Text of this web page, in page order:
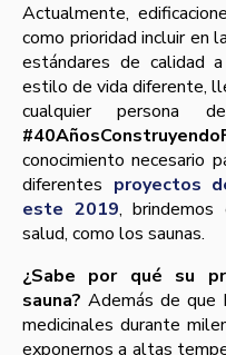
Actualmente,
como prioridad incluir en
estándares de calidad
estilo de vida diferente,
cualquier persona
conocimiento necesario
diferentes proyectos
este 2019, brindemos
salud, como los saunas.
¿Sabe por qué su
sauna? Además de que
medicinales durante
exponernos a altas